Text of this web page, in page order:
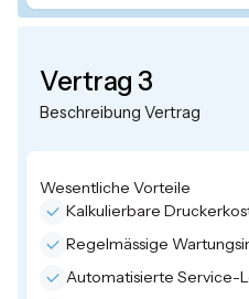
Vertrag 3
Beschreibung Vertrag
Wesentliche Vorteile
Kalkulierbare
Regelmässige
Automatisierte Service-